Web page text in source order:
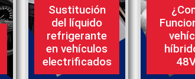
Sustitución
del líquido
refrigerante
en vehículos
electrificados